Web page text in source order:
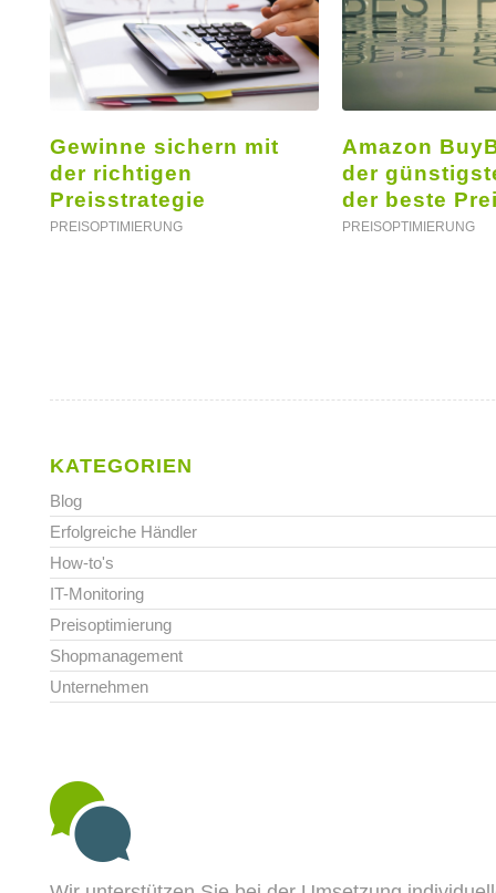
Gewinne sichern mit
der richtigen
Preisstrategie
PREISOPTIMIERUNG
Amazon
der
der beste
PREISOPTIMIERUNG
KATEGORIEN
Blog
Erfolgreiche Händler
How-to's
IT-Monitoring
Preisoptimierung
Shopmanagement
Unternehmen